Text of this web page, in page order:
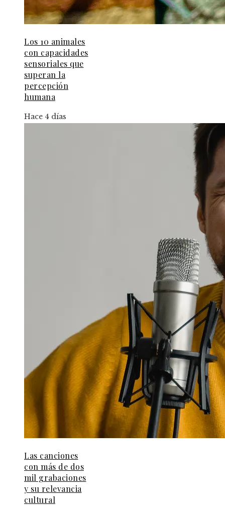
Los 10 animales
con capacidades
sensoriales que
superan la
percepción
humana
Hace 4 días
Las canciones
con más de dos
mil grabaciones
y su relevancia
cultural